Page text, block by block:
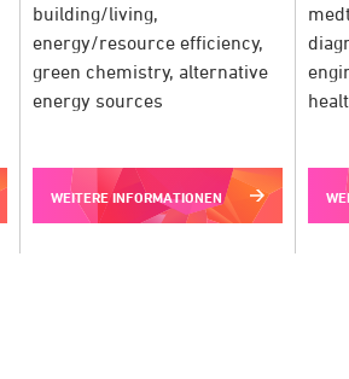
building/living,
energy/resource efficiency,
green chemistry, alternative
energy sources
WEITERE INFORMATIONEN